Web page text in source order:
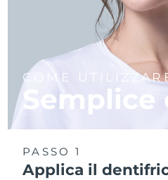
COME
Semplice
PASSO 1
Applica il